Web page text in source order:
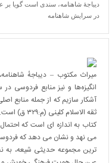
دیباجهٔ شاهنامه، سندی است گویا بر
در سرایش شاهنامه
میراث مکتوب – دیباجهٔ
انگیزه‌ها و نیز منابع فردوسی
آشکار سازیم که از جمله منابع
ثقه
کتاب به اندازه ای است که
می نهد و نشان می دهد که
ترین مجموعه حدیثی شیعه،